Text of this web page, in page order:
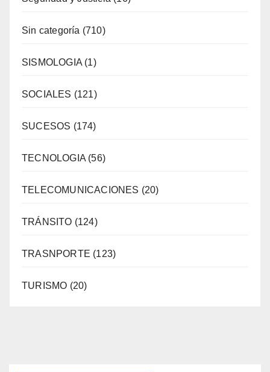
Sin categoría (710)
SISMOLOGIA (1)
SOCIALES (121)
SUCESOS (174)
TECNOLOGIA (56)
TELECOMUNICACIONES (20)
TRÁNSITO (124)
TRASNPORTE (123)
TURISMO (20)